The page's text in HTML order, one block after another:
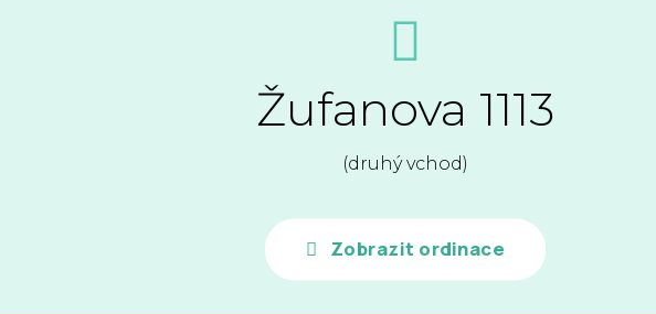
Žufanova 1113
(druhý vchod)
Zobrazit ordinace